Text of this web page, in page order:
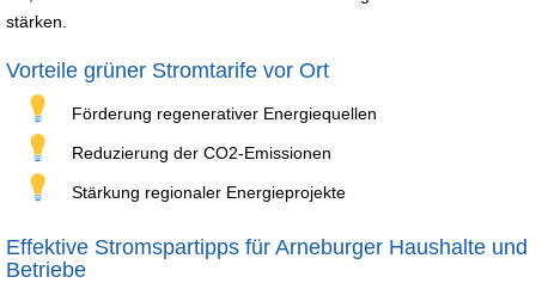
stärken.
Vorteile grüner Stromtarife vor Ort
Förderung regenerativer Energiequellen
Reduzierung der CO2-Emissionen
Stärkung regionaler Energieprojekte
Effektive Stromspartipps für Arneburger Haushalte und
Betriebe